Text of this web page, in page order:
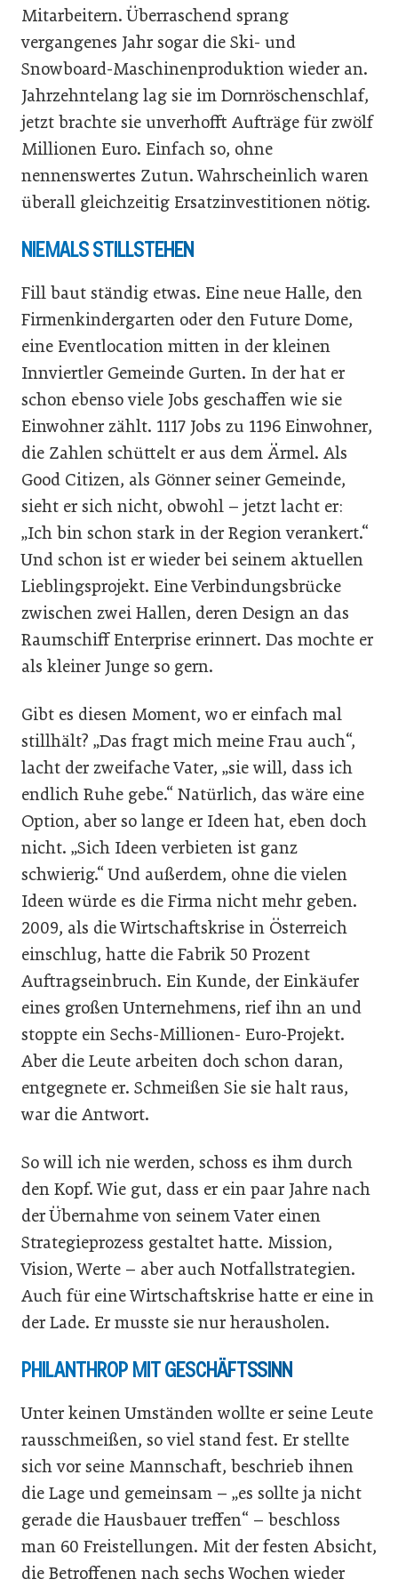
Mitarbeitern. Überraschend sprang
vergangenes Jahr sogar die Ski- und
Snowboard-Maschinenproduktion wieder an.
Jahrzehntelang lag sie im Dornröschenschlaf,
jetzt brachte sie unverhofft Aufträge für zwölf
Millionen Euro. Einfach so, ohne
nennenswertes Zutun. Wahrscheinlich waren
überall gleichzeitig Ersatzinvestitionen nötig.
NIEMALS STILLSTEHEN
Fill baut ständig etwas. Eine neue Halle, den
Firmenkindergarten oder den Future Dome,
eine Eventlocation mitten in der kleinen
Innviertler Gemeinde Gurten. In der hat er
schon ebenso viele Jobs geschaffen wie sie
Einwohner zählt. 1117 Jobs zu 1196 Einwohner,
die Zahlen schüttelt er aus dem Ärmel. Als
Good Citizen, als Gönner seiner Gemeinde,
sieht er sich nicht, obwohl – jetzt lacht er:
„Ich bin schon stark in der Region verankert.“
Und schon ist er wieder bei seinem aktuellen
Lieblingsprojekt. Eine Verbindungsbrücke
zwischen zwei Hallen, deren Design an das
Raumschiff Enterprise erinnert. Das mochte er
als kleiner Junge so gern.
Gibt es diesen Moment, wo er einfach mal
stillhält? „Das fragt mich meine Frau auch“,
lacht der zweifache Vater, „sie will, dass ich
endlich Ruhe gebe.“ Natürlich, das wäre eine
Option, aber so lange er Ideen hat, eben doch
nicht. „Sich Ideen verbieten ist ganz
schwierig.“ Und außerdem, ohne die vielen
Ideen würde es die Firma nicht mehr geben.
2009, als die Wirtschaftskrise in Österreich
einschlug, hatte die Fabrik 50 Prozent
Auftragseinbruch. Ein Kunde, der Einkäufer
eines großen Unternehmens, rief ihn an und
stoppte ein Sechs-Millionen- Euro-Projekt.
Aber die Leute arbeiten doch schon daran,
entgegnete er. Schmeißen Sie sie halt raus,
war die Antwort.
So will ich nie werden, schoss es ihm durch
den Kopf. Wie gut, dass er ein paar Jahre nach
der Übernahme von seinem Vater einen
Strategieprozess gestaltet hatte. Mission,
Vision, Werte – aber auch Notfallstrategien.
Auch für eine Wirtschaftskrise hatte er eine in
der Lade. Er musste sie nur herausholen.
PHILANTHROP MIT GESCHÄFTSSINN
Unter keinen Umständen wollte er seine Leute
rausschmeißen, so viel stand fest. Er stellte
sich vor seine Mannschaft, beschrieb ihnen
die Lage und gemeinsam – „es sollte ja nicht
gerade die Hausbauer treffen“ – beschloss
man 60 Freistellungen. Mit der festen Absicht,
die Betroffenen nach sechs Wochen wieder